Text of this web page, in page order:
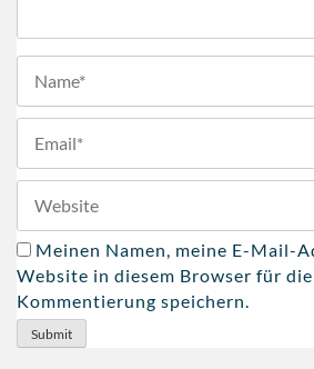
Meinen Namen, meine E-Mail-
Website in diesem Browser für
Kommentierung speichern.